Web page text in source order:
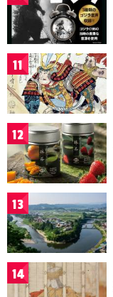
11
12
13
14